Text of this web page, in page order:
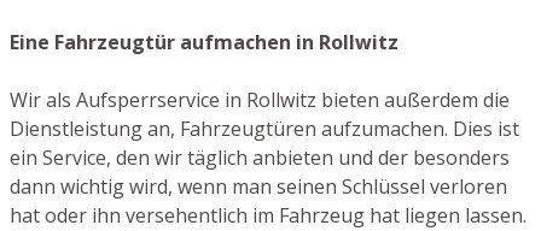
Eine Fahrzeugtür aufmachen in Rollwitz
Wir als Aufsperrservice in Rollwitz bieten außerdem die
Dienstleistung an, Fahrzeugtüren aufzumachen. Dies ist
ein Service, den wir täglich anbieten und der besonders
dann wichtig wird, wenn man seinen Schlüssel verloren
hat oder ihn versehentlich im Fahrzeug hat liegen lassen.